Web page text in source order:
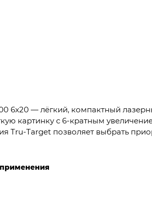
6x20 — лёгкий, компактный
картинку с 6-кратным
Tru-Target позволяет выбрать